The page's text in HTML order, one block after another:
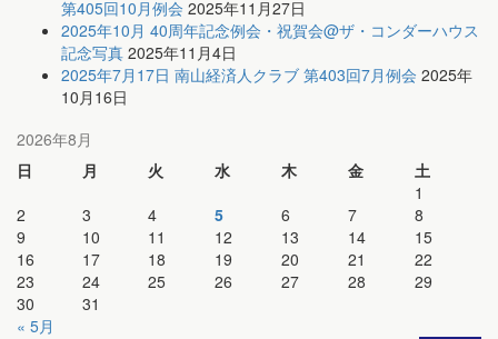
第405回10月例会 2025年11月27日
2025年10月 40周年記念例会・祝賀会@ザ・コンダーハウス
記念写真 2025年11月4日
2025年7月17日 南山経済人クラブ 第403回7月例会 2025年
10月16日
2026年8月
日
月 火 水 木 金
土
1
2
3 4 5 6 7
8
9
10 11 12 13 14
15
16
17 18 19 20 21
22
23
24 25 26 27 28
29
30
31
« 5月